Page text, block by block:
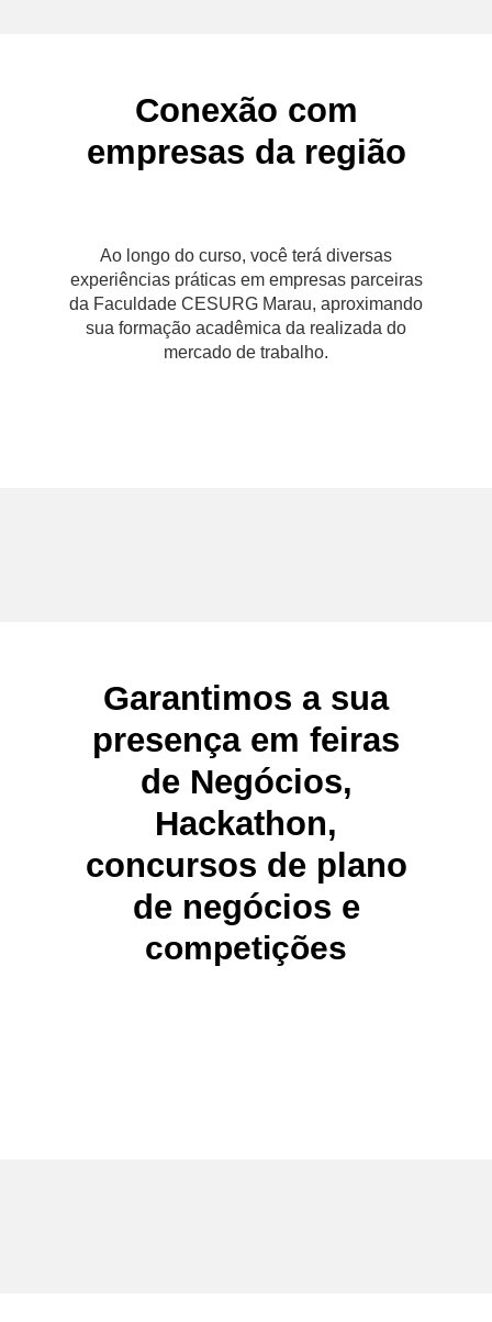
Conexão com
empresas da região
Ao longo do curso, você terá diversas
experiências práticas em empresas parceiras
da Faculdade CESURG Marau, aproximando
sua formação acadêmica da realizada do
mercado de trabalho.
Garantimos a sua
presença em feiras
de Negócios,
Hackathon,
concursos de plano
de negócios e
competições